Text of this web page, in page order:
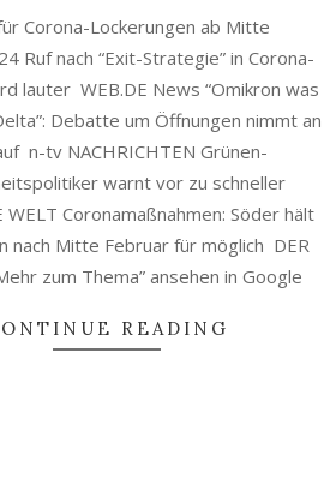
Corona-Lockerungen ab Mitte
Ruf nach “Exit-Strategie” in Corona-
lauter WEB.DE News “Omikron was
Debatte um Öffnungen nimmt an
n-tv NACHRICHTEN Grünen-
warnt vor zu schneller
Coronamaßnahmen: Söder hält
nach Mitte Februar für möglich DER
zum Thema” ansehen in Google
READING